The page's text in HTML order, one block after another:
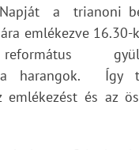
Napját a trianoni
emlékezve 16.30-
a harangok. Így
és az